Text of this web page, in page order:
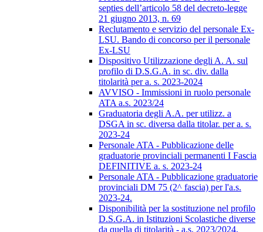
septies dell’articolo 58 del decreto-legge
21 giugno 2013, n. 69
Reclutamento e servizio del personale Ex-
LSU. Bando di concorso per il personale
Ex-LSU
Dispositivo Utilizzazione degli A. A. sul
profilo di D.S.G.A. in sc. div. dalla
titolarità per a. s. 2023-2024
AVVISO - Immissioni in ruolo personale
ATA a.s. 2023/24
Graduatoria degli A.A. per utilizz. a
DSGA in sc. diversa dalla titolar. per a. s.
2023-24
Personale ATA - Pubblicazione delle
graduatorie provinciali permanenti I Fascia
DEFINITIVE a. s. 2023-24
Personale ATA - Pubblicazione graduatorie
provinciali DM 75 (2^ fascia) per l'a.s.
2023-24.
Disponibilità per la sostituzione nel profilo
D.S.G.A. in Istituzioni Scolastiche diverse
da quella di titolarità - a.s. 2023/2024.